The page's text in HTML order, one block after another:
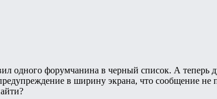
одного форумчанина в черный список. А
в ширину экрана, что сообщение не